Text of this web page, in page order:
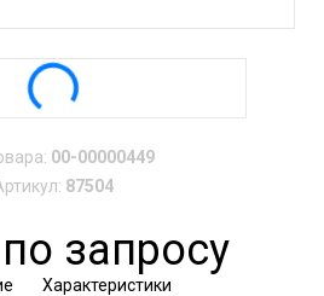
00-00000449
87504
запросу
Характеристики